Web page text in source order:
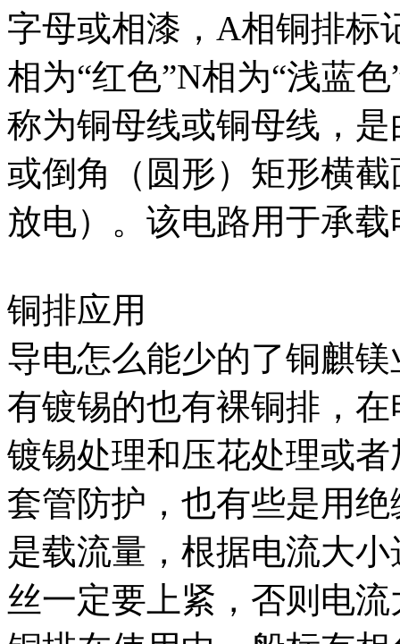
字母或相漆，A相铜排标
相为“红色”N相为“浅蓝
称为铜母线或铜母线，
或倒角（圆形）矩形横
放电）。该电路用于承
铜排应用
导电怎么能少的了铜麒
有镀锡的也有裸铜排，
镀锡处理和压花处理或
套管防护，也有些是用
是载流量，根据电流大
丝一定要上紧，否则电